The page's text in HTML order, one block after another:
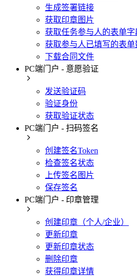
生成签署链接
获取印章图片
获取任务参与人的表单字
获取参与人已填写的表单
下载合同文件
PC端门户 - 意愿验证
发送验证码
验证身份
获取验证状态
PC端门户 - 扫码签名
创建签名Token
检查签名状态
上传签名图片
保存签名
PC端门户 - 印章管理
创建印章（个人/企业）
更新印章
更新印章状态
删除印章
获得印章详情